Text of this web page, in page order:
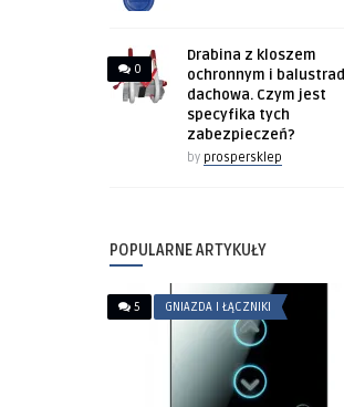
0
Drabina z kloszem
ochronnym i
dachowa. Czym jest
specyfika tych
zabezpieczeń?
by prospersklep
POPULARNE ARTYKUŁY
5 GNIAZDA I ŁĄCZNIKI